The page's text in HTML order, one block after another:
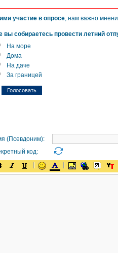
участие в опросе, нам важно
вы собираетесь провести летний
На море
Дома
На даче
За границей
(Псевдоним):
код: